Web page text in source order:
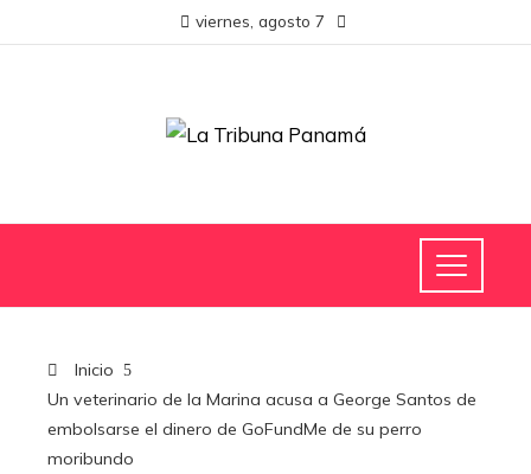
viernes, agosto 7
Inicio
Un veterinario de la Marina acusa a George Santos de
embolsarse el dinero de GoFundMe de su perro
moribundo